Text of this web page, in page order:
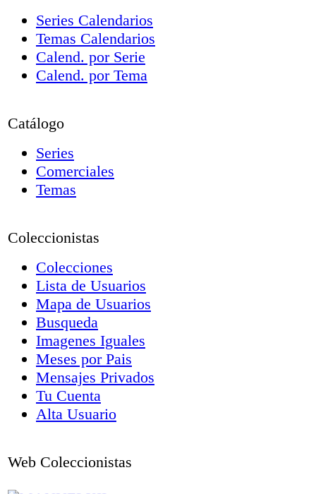
Series Calendarios
Temas Calendarios
Calend. por Serie
Calend. por Tema
Catálogo
Series
Comerciales
Temas
Coleccionistas
Colecciones
Lista de Usuarios
Mapa de Usuarios
Busqueda
Imagenes Iguales
Meses por Pais
Mensajes Privados
Tu Cuenta
Alta Usuario
Web Coleccionistas